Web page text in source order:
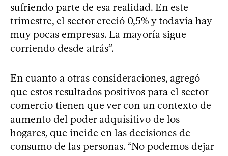
sufriendo parte de esa realidad. En este
trimestre, el sector creció 0,5% y todavía hay
muy pocas empresas. La mayoría sigue
corriendo desde atrás”.
En cuanto a otras consideraciones, agregó
que estos resultados positivos para el sector
comercio tienen que ver con un contexto de
aumento del poder adquisitivo de los
hogares, que incide en las decisiones de
consumo de las personas. “No podemos dejar